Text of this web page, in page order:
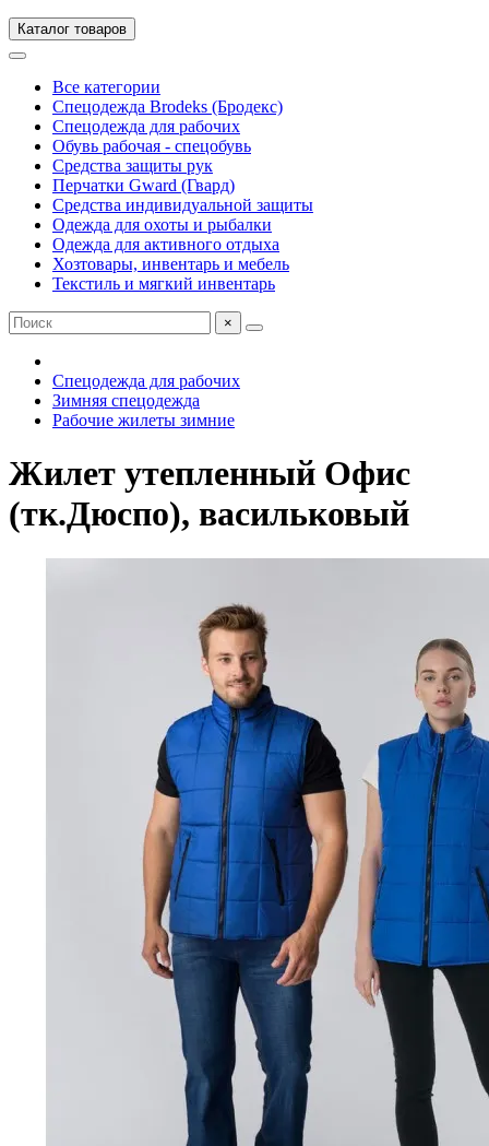
Каталог товаров
Все категории
Спецодежда Brodeks (Бродекс)
Спецодежда для рабочих
Обувь рабочая - спецобувь
Средства защиты рук
Перчатки Gward (Гвард)
Средства индивидуальной защиты
Одежда для охоты и рыбалки
Одежда для активного отдыха
Хозтовары, инвентарь и мебель
Текстиль и мягкий инвентарь
×
Спецодежда для рабочих
Зимняя спецодежда
Рабочие жилеты зимние
Жилет утепленный Офис
(тк.Дюспо), васильковый